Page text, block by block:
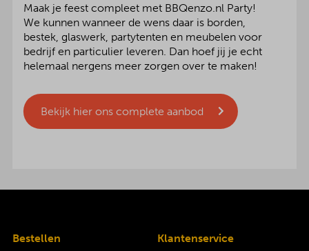
Maak je feest compleet met BBQenzo.nl Party!
We kunnen wanneer de wens daar is borden,
bestek, glaswerk, partytenten en meubelen voor
bedrijf en particulier leveren. Dan hoef jij je echt
helemaal nergens meer zorgen over te maken!
Bekijk hier ons complete aanbod
Bestellen
Klantenservice